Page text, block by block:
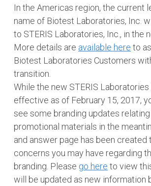
In the Americas region, the current
name of Biotest Laboratories, Inc.
to STERIS Laboratories, Inc., in the
More details are available here to
Biotest Laboratories Customers
transition.
While the new STERIS
effective as of February 15, 2017,
see some branding updates
promotional materials in the
and answer page has been created
concerns you may have regarding
branding. Please go here to view
will be updated as new information